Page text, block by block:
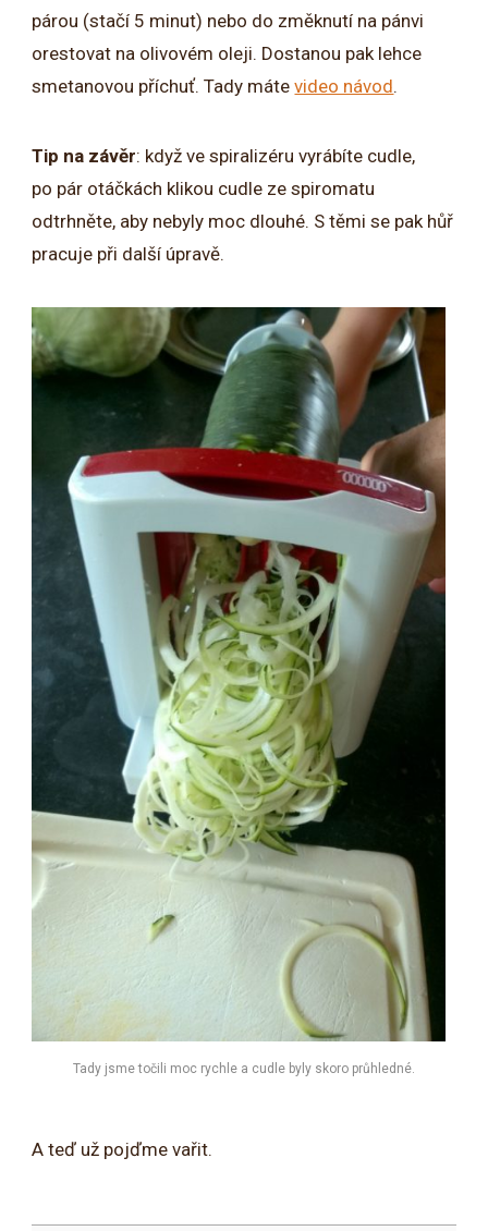
párou (stačí 5 minut) nebo do změknutí na pánvi
orestovat na olivovém oleji. Dostanou pak lehce
smetanovou příchuť. Tady mátevideo návod.
Tip na závěr: když ve spiralizéru vyrábíte cudle,
po pár otáčkách klikou cudle ze spiromatu
odtrhněte, aby nebyly moc dlouhé. S těmi se pak hůř
pracuje při další úpravě.
Tady jsme točili moc rychle a cudle byly skoro průhledné.
A teď už pojďme vařit.